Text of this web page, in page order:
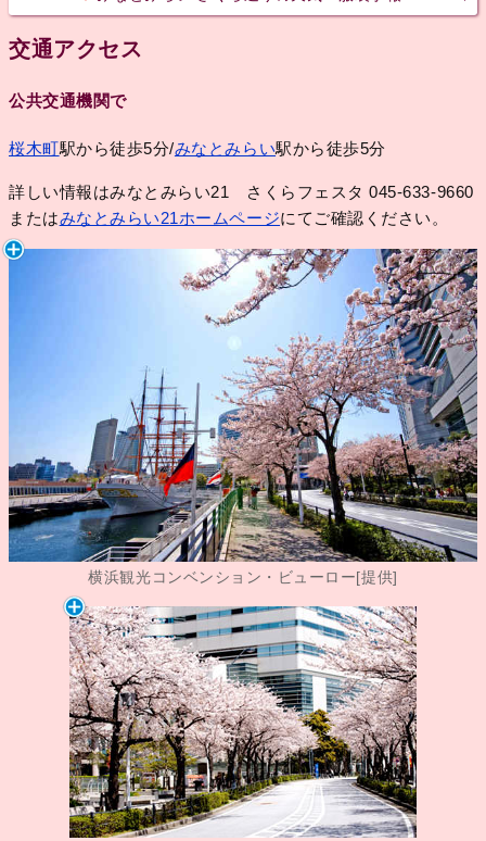
交通アクセス
公共交通機関で
桜木町駅から徒歩5分/みなとみらい駅から徒歩5分
詳しい情報はみなとみらい21 さくらフェスタ 045-633-9660
またはみなとみらい21ホームページにてご確認ください。
横浜観光コンベンション・ビューロー[提供]